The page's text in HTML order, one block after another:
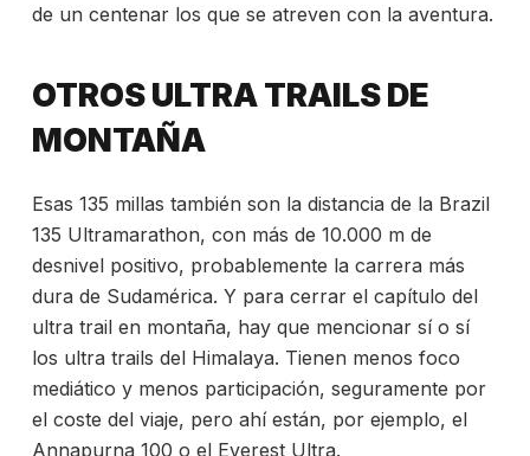
de un centenar los que se atreven con la aventura.
OTROS ULTRA TRAILS DE
MONTAÑA
Esas 135 millas también son la distancia de la Brazil
135 Ultramarathon, con más de 10.000 m de
desnivel positivo, probablemente la carrera más
dura de Sudamérica. Y para cerrar el capítulo del
ultra trail en montaña, hay que mencionar sí o sí
los ultra trails del Himalaya. Tienen menos foco
mediático y menos participación, seguramente por
el coste del viaje, pero ahí están, por ejemplo, el
Annapurna 100 o el Everest Ultra.